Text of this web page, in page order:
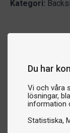
Du har
Vi och våra
lösningar,
information
Statistiska
Kategori: